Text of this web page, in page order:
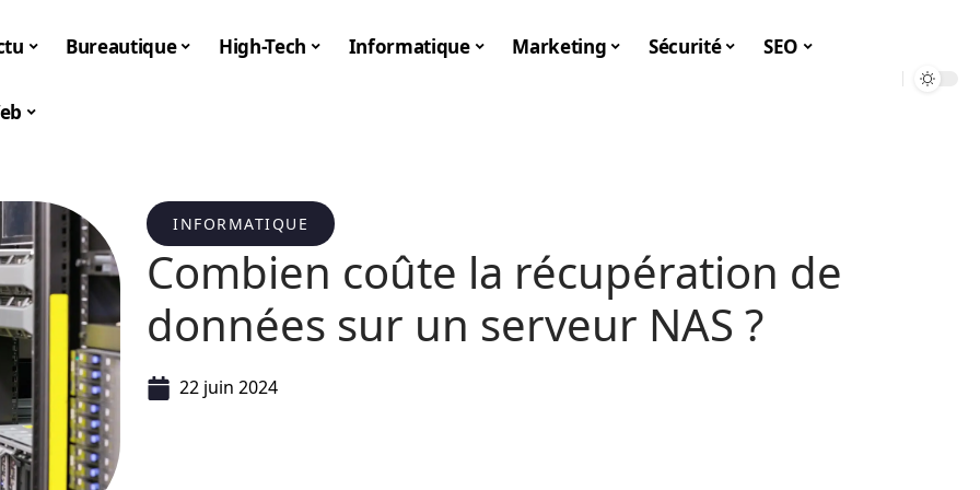
Bureautique High-Tech Informatique Marketing Sécurité SEO
INFORMATIQUE
Combien coûte la récupération de
données sur un serveur NAS ?
22 juin 2024